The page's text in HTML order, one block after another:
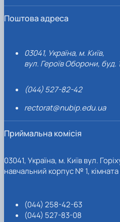
Поштова адреса
03041, Україна, м. Київ,
вул. Героїв Оборони, буд.
(044) 527-82-42
rectorat@nubip.edu.ua
Приймальна комісія
03041, Україна, м. Київ вул.
навчальний корпус № 1,
(044) 258-42-63
(044) 527-83-08